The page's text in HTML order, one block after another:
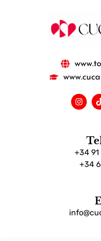
+34
+34